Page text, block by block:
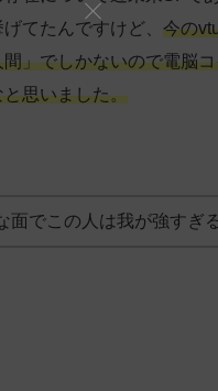
てたんですけど、 今の
」でしかないので電脳
思いました。
面でこの人は我が強すぎ